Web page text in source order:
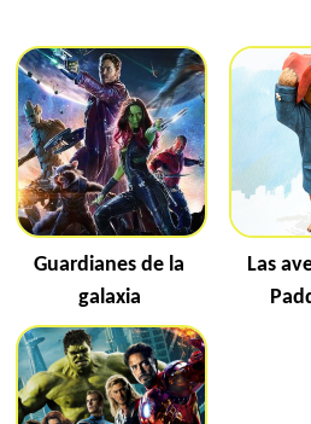
Guardianes de la
galaxia
Las